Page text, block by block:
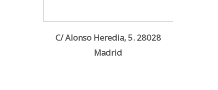
C/ Alonso Heredia, 5. 28028
Madrid